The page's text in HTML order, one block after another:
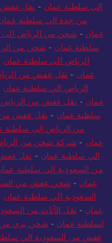
الى سلطنة عمان - نقل عفش
من جدة الي سلطنة
عمان - شحن من الرياض الى
سلطنة عمان - شحن من
الرياض الى سلطنة عمان
عمان - نقل عفش من
الرياض الي سلطنة عمان
عمان - نقل عفش من الرياض
سلطنة عمان - نقل عفش من
من الرياض إلى سلطنة
عمان - شركة شحن من
الي سلطنة عمان - نقل
من السعودية الي سلطنة
عمان - شحن عفش من
السعودية الي سلطنة عمان
عمان - نقل الأثاث من
لسلطنة عمان - شحن بري من
عفش من السعودية الي